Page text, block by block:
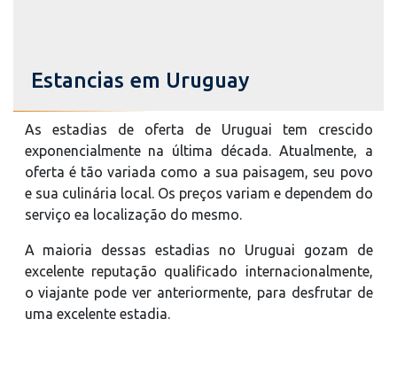
Estancias em Uruguay
As estadias de oferta de Uruguai tem crescido
exponencialmente na última década. Atualmente, a
oferta é tão variada como a sua paisagem, seu povo
e sua culinária local. Os preços variam e dependem do
serviço ea localização do mesmo.
A maioria dessas estadias no Uruguai gozam de
excelente reputação qualificado internacionalmente,
o viajante pode ver anteriormente, para desfrutar de
uma excelente estadia.